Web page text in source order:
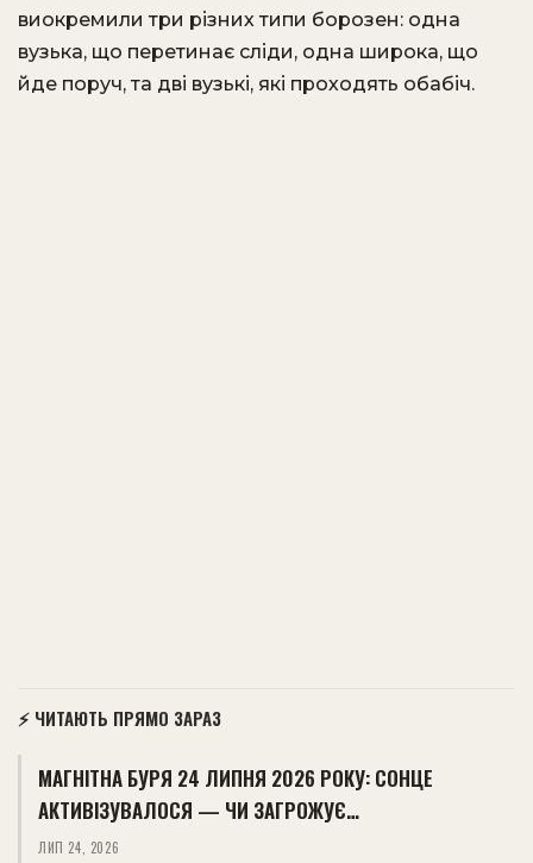
виокремили три різних типи борозен: одна
вузька, що перетинає сліди, одна широка, що
йде поруч, та дві вузькі, які проходять обабіч.
⚡ ЧИТАЮТЬ ПРЯМО ЗАРАЗ
МАГНІТНА БУРЯ 24 ЛИПНЯ 2026 РОКУ: СОНЦЕ
АКТИВІЗУВАЛОСЯ — ЧИ ЗАГРОЖУЄ…
ЛИП 24, 2026